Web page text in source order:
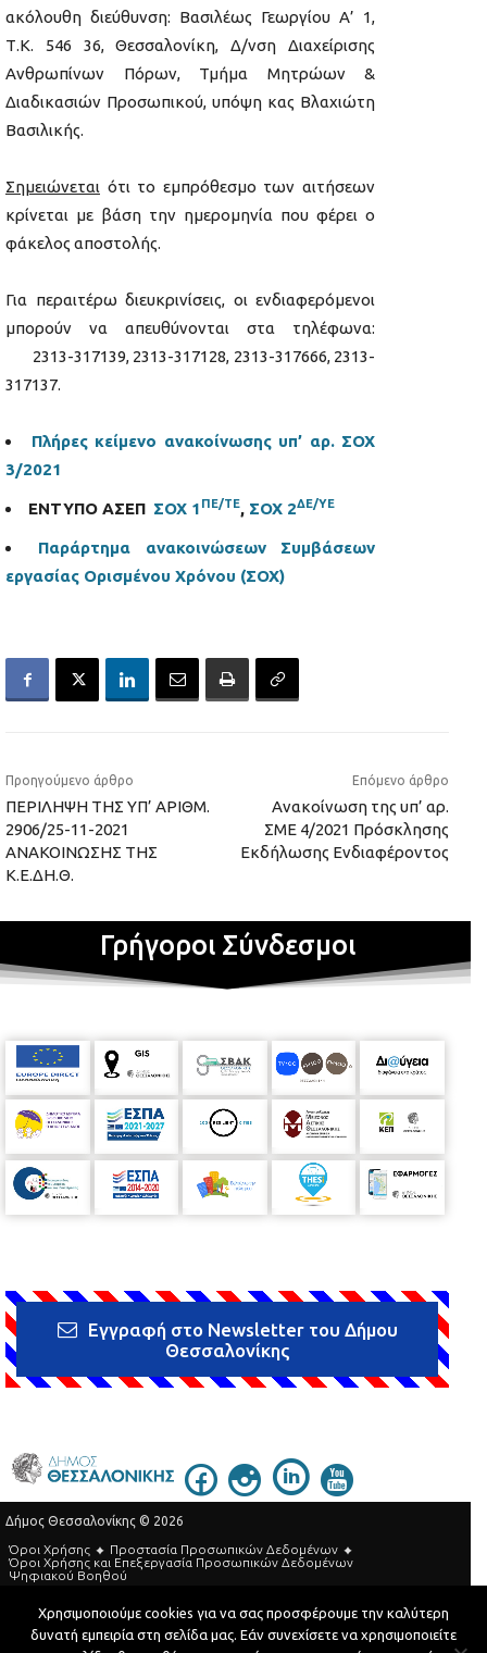
ακόλουθη διεύθυνση: Βασιλέως Γεωργίου Α’ 1,
Τ.Κ. 546 36, Θεσσαλονίκη, Δ/νση Διαχείρισης
Ανθρωπίνων Πόρων, Τμήμα Μητρώων &
Διαδικασιών Προσωπικού, υπόψη κας Βλαχιώτη
Βασιλικής.
Σημειώνεται ότι το εμπρόθεσμο των αιτήσεων
κρίνεται με βάση την ημερομηνία που φέρει ο
φάκελος αποστολής.
Για περαιτέρω διευκρινίσεις, οι ενδιαφερόμενοι
μπορούν να απευθύνονται στα τηλέφωνα:
2313-317139, 2313-317128, 2313-317666, 2313-
317137.
Πλήρες κείμενο ανακοίνωσης υπ’ αρ. ΣΟΧ
3/2021
ΕΝΤΥΠΟ ΑΣΕΠ ΣΟΧ 1 ΠΕ/ΤΕ, ΣΟΧ 2ΔΕ/ΥΕ
Παράρτημα ανακοινώσεων Συμβάσεων
εργασίας Ορισμένου Χρόνου (ΣΟΧ)
Προηγούμενο άρθρο
ΠΕΡΙΛΗΨΗ ΤΗΣ ΥΠ’ ΑΡΙΘΜ.
2906/25-11-2021
ΑΝΑΚΟΙΝΩΣΗΣ ΤΗΣ
Κ.Ε.ΔΗ.Θ.
Επόμενο άρθρο
Ανακοίνωση της υπ’ αρ.
ΣΜΕ 4/2021 Πρόσκλησης
Εκδήλωσης Ενδιαφέροντος
Γρήγοροι Σύνδεσμοι
Εγγραφή στο Newsletter του Δήμου
Θεσσαλονίκης
Δήμος Θεσσαλονίκης © 2026
Όροι Χρήσης
Προστασία Προσωπικών Δεδομένων
Όροι Xρήσης και Eπεξεργασία Προσωπικών Δεδομένων
Ψηφιακού Βοηθού
Τηλεφωνικός Κατάλογος
Developed by MyCompany Projects
Χρησιμοποιούμε cookies για να σας προσφέρουμε την καλύτερη
δυνατή εμπειρία στη σελίδα μας. Εάν συνεχίσετε να χρησιμοποιείτε